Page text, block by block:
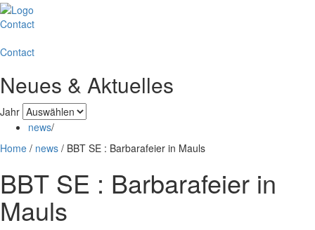
Contact
Contact
Neues & Aktuelles
Jahr
news/
Home / news / BBT SE : Barbarafeier in Mauls
BBT SE : Barbarafeier in
Mauls